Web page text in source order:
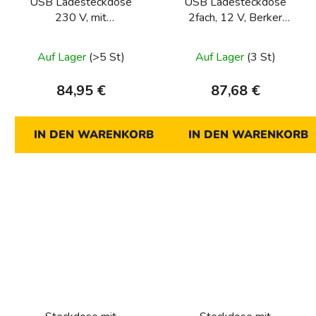
230 V, mit
Integro Modul-Einsätze,
anthrazit matt
Auf Lager (>5 St)
84,95 €
IN DEN WARENKORB
2fach, 12 V, Berker
polarweiß glänzend
Auf Lager (3 St)
87,68 €
IN DEN WARENKORB